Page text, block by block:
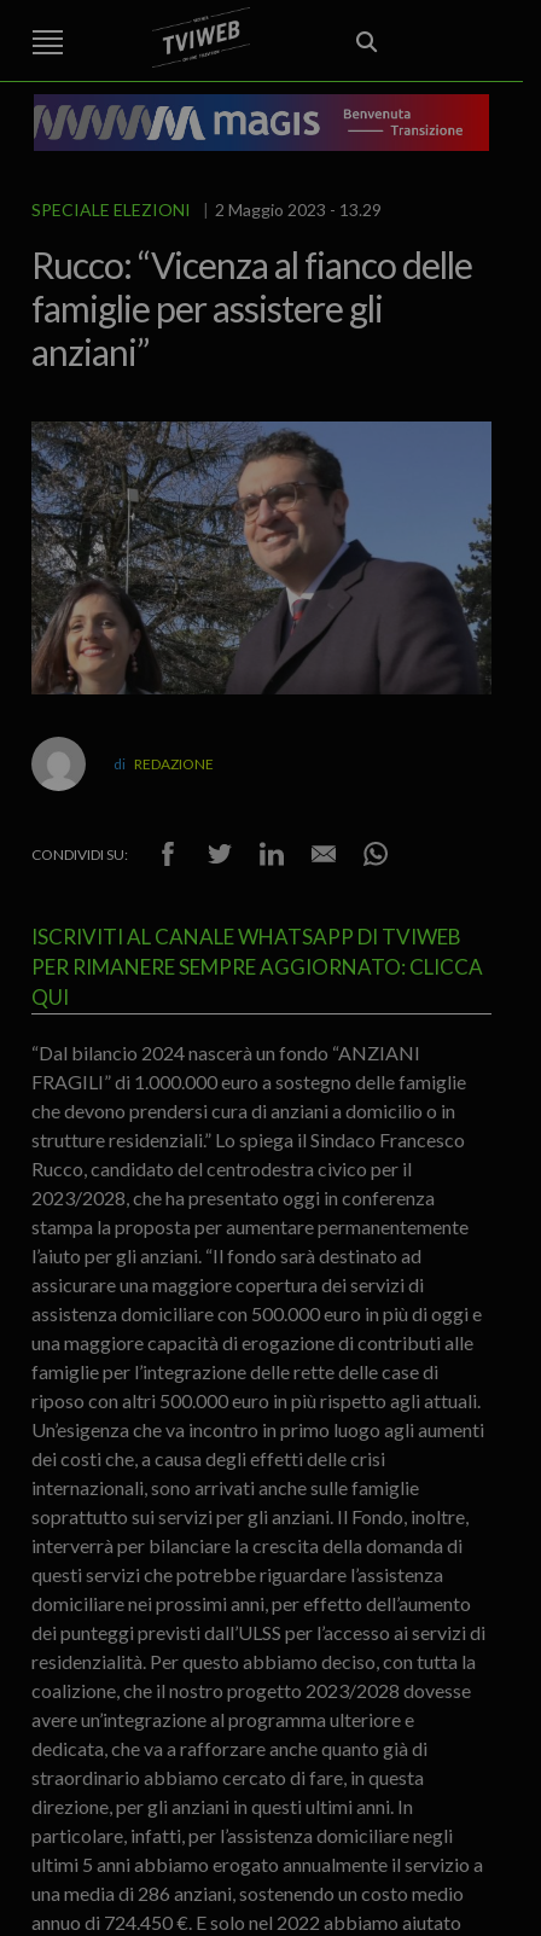
STREET TG CRONACA VENETO
VICENZA E PROVINCIA
AREA BERICA
ECONOMIA ATTUALITA’ POLITICA
EDITORIALE ITALIA E MONDO CURIOSITÀ – LIFESTYLE
CULTURA ARTE
SPORT
IL GRAFFIO FOOD & DRINK
SPECIALE ELEZIONI 2 Maggio 2023 - 13.29
Rucco: “Vicenza al fianco delle
famiglie per assistere gli
anziani”
REDAZIONE
CONDIVIDI SU:
ISCRIVITI AL CANALE WHATSAPP DI TVIWEB
PER RIMANERE SEMPRE AGGIORNATO: CLICCA
QUI
“Dal bilancio 2024 nascerà un fondo “ANZIANI
FRAGILI” di 1.000.000 euro a sostegno delle famiglie
che devono prendersi cura di anziani a domicilio o in
strutture residenziali.” Lo spiega il Sindaco Francesco
Rucco, candidato del centrodestra civico per il
2023/2028, che ha presentato oggi in conferenza
stampa la proposta per aumentare permanentemente
l’aiuto per gli anziani. “Il fondo sarà destinato ad
assicurare una maggiore copertura dei servizi di
assistenza domiciliare con 500.000 euro in più di oggi e
una maggiore capacità di erogazione di contributi alle
famiglie per l’integrazione delle rette delle case di
riposo con altri 500.000 euro in più rispetto agli attuali.
Un’esigenza che va incontro in primo luogo agli aumenti
dei costi che, a causa degli effetti delle crisi
internazionali, sono arrivati anche sulle famiglie
soprattutto sui servizi per gli anziani. Il Fondo, inoltre,
interverrà per bilanciare la crescita della domanda di
questi servizi che potrebbe riguardare l’assistenza
domiciliare nei prossimi anni, per effetto dell’aumento
dei punteggi previsti dall’ULSS per l’accesso ai servizi di
residenzialità. Per questo abbiamo deciso, con tutta la
coalizione, che il nostro progetto 2023/2028 dovesse
avere un’integrazione al programma ulteriore e
dedicata, che va a rafforzare anche quanto già di
straordinario abbiamo cercato di fare, in questa
direzione, per gli anziani in questi ultimi anni. In
particolare, infatti, per l’assistenza domiciliare negli
ultimi 5 anni abbiamo erogato annualmente il servizio a
una media di 286 anziani, sostenendo un costo medio
annuo di 724.450 €. E solo nel 2022 abbiamo aiutato